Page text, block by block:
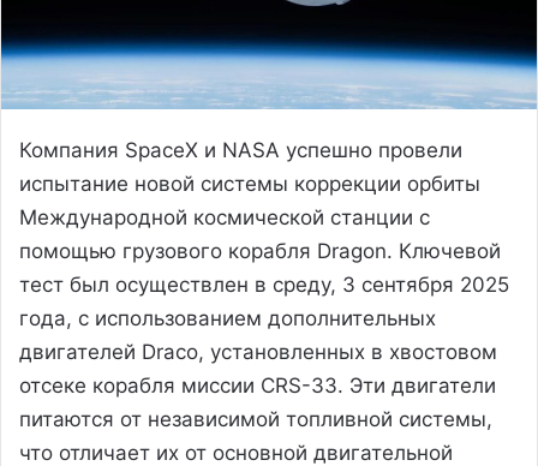
Компания SpaceX и NASA успешно провели
испытание новой системы коррекции орбиты
Международной космической станции с
помощью грузового корабля Dragon. Ключевой
тест был осуществлен в среду, 3 сентября 2025
года, с использованием дополнительных
двигателей Draco, установленных в хвостовом
отсеке корабля миссии CRS-33. Эти двигатели
питаются от независимой топливной системы,
что отличает их от основной двигательной